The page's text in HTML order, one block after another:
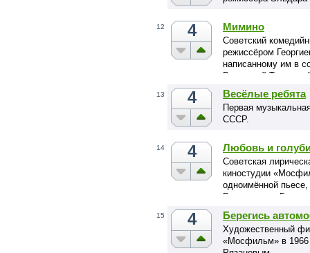
12 4 Мимино
Советский
режиссёром
написанному им в
Викторией
13 4 Весёлые ребята
Первая
СССР.
14 4 Любовь и
Советская
киностудии
одноимённой
Владимиром
15 4 Берегись
Художественный
«Мосфильм» в